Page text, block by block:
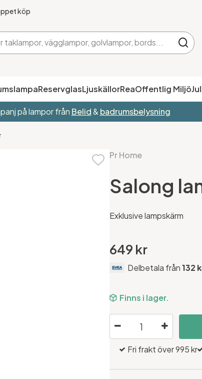
köp
ReservglasLjuskällorReaOffentlig Miljö
på lampor från Belid& badrumsbelysning
Pr Home
Salong
Exklusive lampskärm
649 kr
Delbetala från132
Finns i lager.
Fri frakt över 995 kr